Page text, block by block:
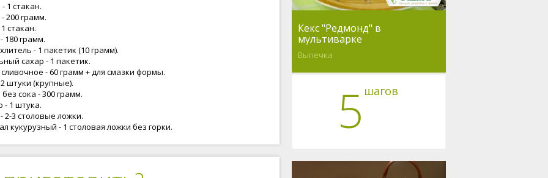
1 стакан.
200 грамм.
стакан.
180 грамм.
- 1 пакетик (10 грамм).
сахар - 1 пакетик.
- 60 грамм + для смазки формы.
штуки (крупные).
сока - 300 грамм.
- 1 штука.
2-3 столовые ложки.
кукурузный - 1 столовая ложки без горки.
Кекс "Редмонд" в
мультиварке
Выпечка
5 шагов